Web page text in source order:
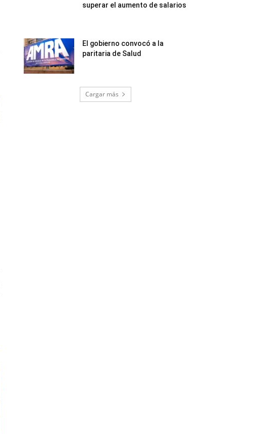
superar el aumento de salarios
El gobierno convocó a la
paritaria de Salud
Cargar más